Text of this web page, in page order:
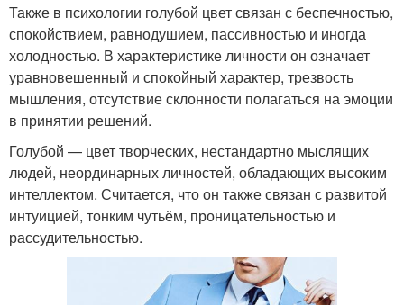
Также в психологии голубой цвет связан с беспечностью,
спокойствием, равнодушием, пассивностью и иногда
холодностью. В характеристике личности он означает
уравновешенный и спокойный характер, трезвость
мышления, отсутствие склонности полагаться на эмоции
в принятии решений.
Голубой — цвет творческих, нестандартно мыслящих
людей, неординарных личностей, обладающих высоким
интеллектом. Считается, что он также связан с развитой
интуицией, тонким чутьём, проницательностью и
рассудительностью.